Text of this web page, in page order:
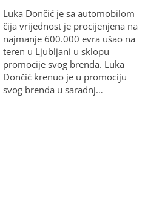
Luka Dončić je sa automobilom
čija vrijednost je procijenjena na
najmanje 600.000 evra ušao na
teren u Ljubljani u sklopu
promocije svog brenda. Luka
Dončić krenuo je u promociju
svog brenda u saradnj…